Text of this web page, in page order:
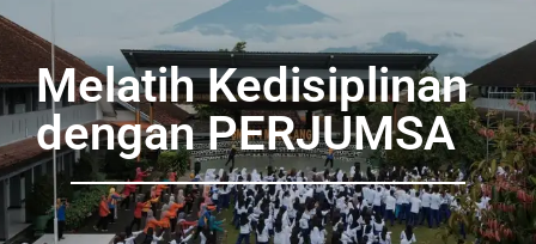
Melatih Kedisiplinan
dengan PERJUMSA